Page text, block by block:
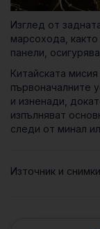
Изглед от
марсохода,
панели,
Китайската
първоначалните
и изненади,
изпълняват
следи от минал
Източник и